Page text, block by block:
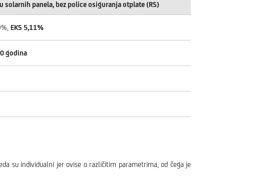
solarnih panela, bez police osiguranja otplate (RS)
EKS 5,11%
godina
su individualni jer ovise o različitim parametrima, od čega je